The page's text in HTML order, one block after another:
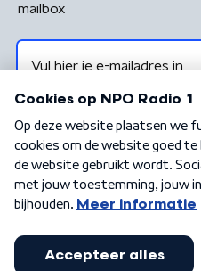
mailbox
Algemene voorwaarden